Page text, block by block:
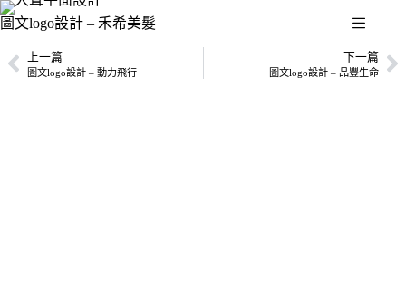
圖文logo設計 – 禾希美髮
上一篇
圖文logo設計 – 動力飛行
下一篇
圖文logo設計 – 品豐生命